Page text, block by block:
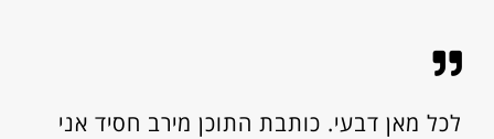
​לכל מאן דבעי. כותבת התוכן מירב חסיד אני